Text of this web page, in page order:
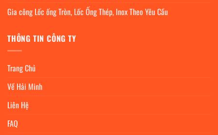
Gia công Lốc ống Tròn, Lốc Ống Thép, Inox Theo Yêu Cầu
THÔNG TIN CÔNG TY
Trang Chủ
Về Hải Minh
Liên Hệ
FAQ